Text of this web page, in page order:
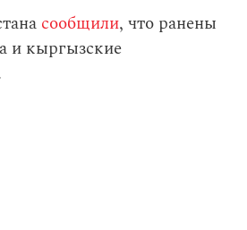
сообщили, что ранены
и кыргызские